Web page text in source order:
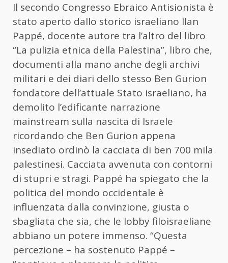
Il secondo Congresso Ebraico Antisionista è
stato aperto dallo storico israeliano Ilan
Pappé, docente autore tra l’altro del libro
“La pulizia etnica della Palestina”, libro che,
documenti alla mano anche degli archivi
militari e dei diari dello stesso Ben Gurion
fondatore dell’attuale Stato israeliano, ha
demolito l’edificante narrazione
mainstream sulla nascita di Israele
ricordando che Ben Gurion appena
insediato ordinò la cacciata di ben 700 mila
palestinesi. Cacciata avvenuta con contorni
di stupri e stragi. Pappé ha spiegato che la
politica del mondo occidentale è
influenzata dalla convinzione, giusta o
sbagliata che sia, che le lobby filoisraeliane
abbiano un potere immenso. “Questa
percezione – ha sostenuto Pappé –